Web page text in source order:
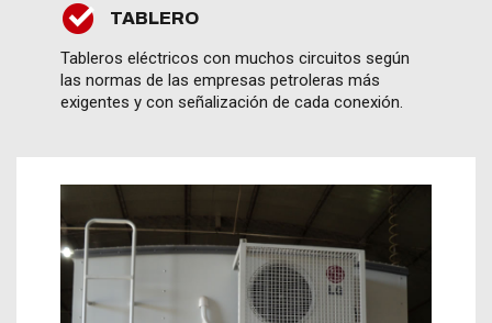
TABLERO
Tableros eléctricos con muchos circuitos según
las normas de las empresas petroleras más
exigentes y con señalización de cada conexión.